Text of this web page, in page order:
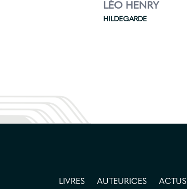
LÉO HENRY
HILDEGARDE
LIVRES AUTEURICES ACTUS